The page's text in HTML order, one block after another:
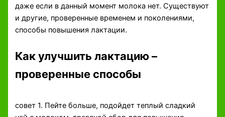
даже если в данный момент молока нет. Существуют
и другие, проверенные временем и поколениями,
способы повышения лактации.
Как улучшить лактацию –
проверенные способы
совет 1. Пейте больше, подойдет теплый сладкий